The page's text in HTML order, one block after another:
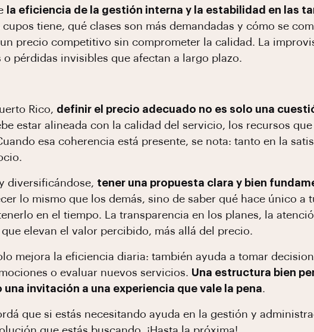
la eficiencia de la gestión interna y la estabilidad en las
tiene, qué clases son más demandadas y cómo se
precio competitivo sin comprometer la calidad. La
pérdidas invisibles que afectan a largo plazo.
Rico, definir el precio adecuado no es solo una
estar alineada con la calidad del servicio, los recursos
esa coherencia está presente, se nota: tanto en la
diversificándose, tener una propuesta clara y bien
lo mismo que los demás, sino de saber qué hace único a
en el tiempo. La transparencia en los planes, la
elevan el valor percibido, más allá del precio.
mejora la eficiencia diaria: también ayuda a tomar
o evaluar nuevos servicios. Una estructura bien
invitación a una experiencia que vale la pena.
que si estás necesitando ayuda en la gestión y